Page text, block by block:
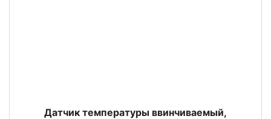
Датчик температуры ввинчиваемый,